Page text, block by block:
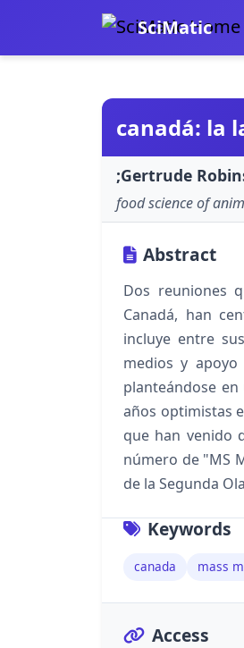
SciMatic
canadá: la
;Gertrude
food science of
Abstract
Dos reuniones
Canadá, han
incluye entre
medios y
planteándose
años optimistas
que han venido
número de "MS
de la Segunda
Keywords
canada mass
Access